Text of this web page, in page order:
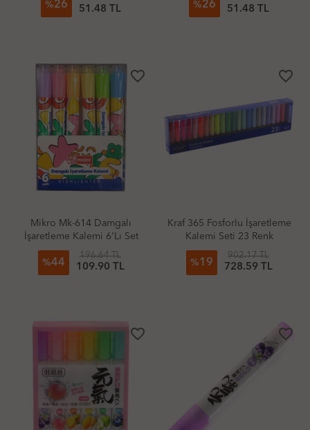
%26 51.48 TL %26 51.48 TL
favorite_border
Mikro Mk-614 Damgalı
İşaretleme Kalemi 6'Lı Set
%44
196.64 TL
109.90 TL
favorite_border
Kraf 365 Fosforlu İşaretleme
Kalemi Seti 23 Renk
%19
902.17 TL
728.59 TL
favorite_border favorite_border